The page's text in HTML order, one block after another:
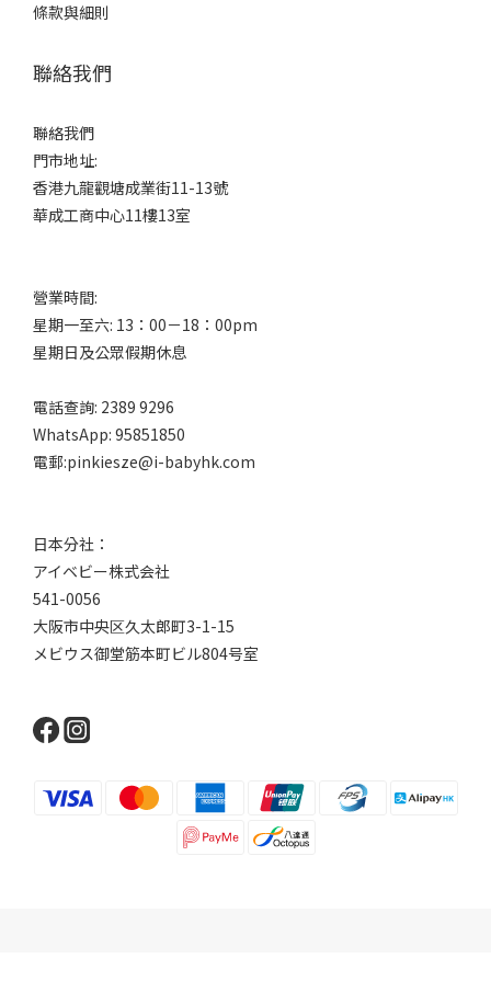
條款與細則
聯絡我們
聯絡我們
門市地址:
香港九龍觀塘成業街11-13號
華成工商中心11樓13室
營業時間:
星期一至六: 13：00－18：00pm
星期日及公眾假期休息
電話查詢: 2389 9296
WhatsApp: 95851850
電郵:pinkiesze@i-babyhk.com
日本分社：
アイベビー株式会社
541-0056
大阪市中央区久太郎町3-1-15
メビウス御堂筋本町ビル804号室